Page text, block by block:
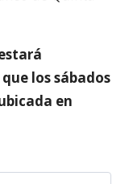
los sábados
en